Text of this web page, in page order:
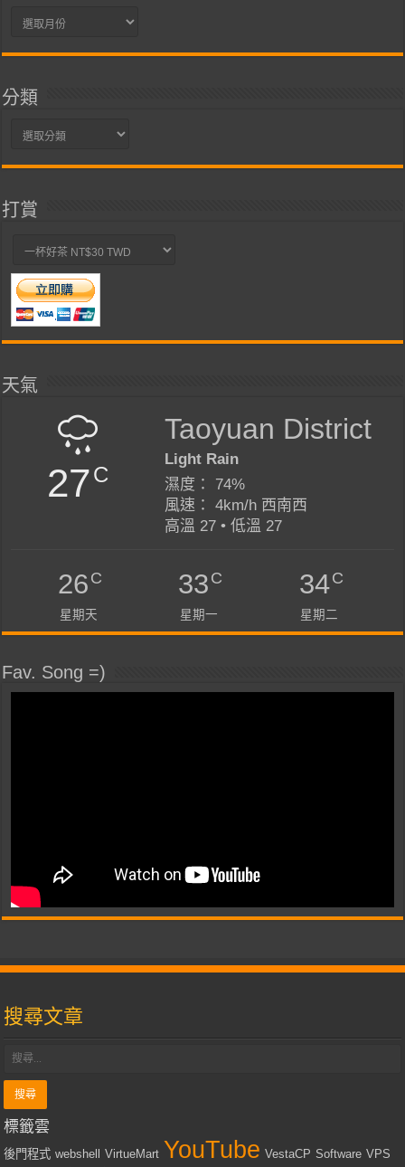
彙
分類
分
打賞
天氣
27C
Taoyuan District
Light Rain
濕度： 74%
風速： 4km/h 西南西
高溫 27 • 低溫 27
26C
星期天
33C
星期一
34C
星期二
Fav. Song =)
搜尋文章
標籤雲
後門程式 webshell VirtueMart YouTube VestaCP Software VPS